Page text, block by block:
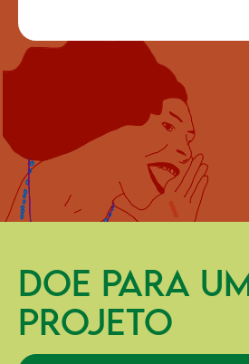
DOE PARA UM
PROJETO